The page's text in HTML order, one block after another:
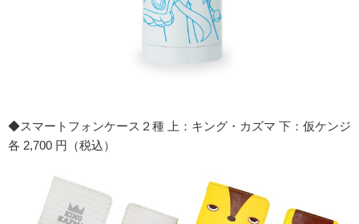
◆スマートフォンケース２種 上：キング・カズマ 下：仮ケンジ
各 2,700 円（税込）